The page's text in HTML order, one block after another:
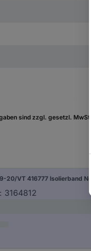
sind zzgl. gesetzl.
3164812